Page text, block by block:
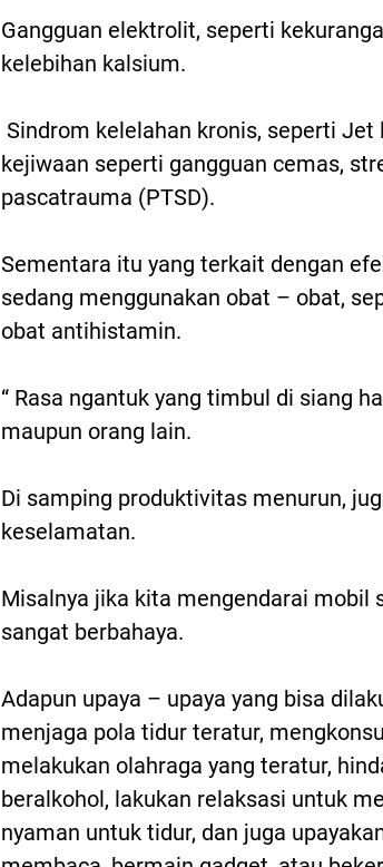
Gangguan elektrolit, seperti
kelebihan kalsium.
Sindrom kelelahan kronis, seperti
kejiwaan seperti gangguan cemas,
pascatrauma (PTSD).
Sementara itu yang terkait dengan
sedang menggunakan obat – obat,
obat antihistamin.
“ Rasa ngantuk yang timbul di siang
maupun orang lain.
Di samping produktivitas menurun,
keselamatan.
Misalnya jika kita mengendarai mobil
sangat berbahaya.
Adapun upaya – upaya yang bisa
menjaga pola tidur teratur,
melakukan olahraga yang teratur,
beralkohol, lakukan relaksasi untuk
nyaman untuk tidur, dan juga